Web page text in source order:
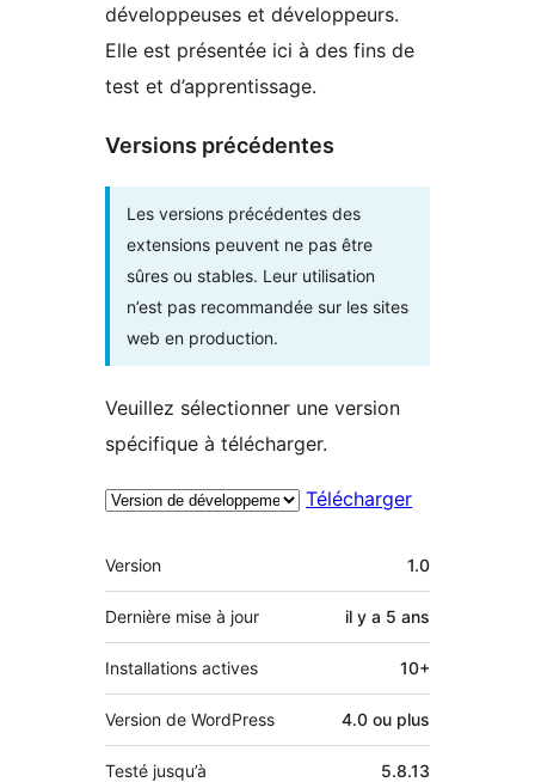
développeuses et développeurs.
Elle est présentée ici à des fins de
test et d’apprentissage.
Versions précédentes
Les versions précédentes des
extensions peuvent ne pas être
sûres ou stables. Leur utilisation
n’est pas recommandée sur les sites
web en production.
Veuillez sélectionner une version
spécifique à télécharger.
Télécharger
Méta
Version 1.0
Dernière mise à jour il y a 5 ans
Installations actives 10+
Version de WordPress 4.0 ou plus
Testé jusqu’à 5.8.13